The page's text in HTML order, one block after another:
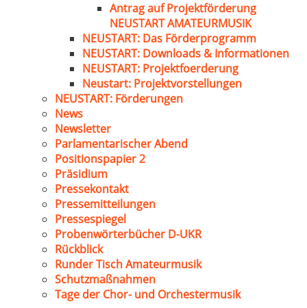
Antrag auf Projektförderung
NEUSTART AMATEURMUSIK
NEUSTART: Das Förderprogramm
NEUSTART: Downloads & Informationen
NEUSTART: Projektfoerderung
Neustart: Projektvorstellungen
NEUSTART: Förderungen
News
Newsletter
Parlamentarischer Abend
Positionspapier 2
Präsidium
Pressekontakt
Pressemitteilungen
Pressespiegel
Probenwörterbücher D-UKR
Rückblick
Runder Tisch Amateurmusik
Schutzmaßnahmen
Tage der Chor- und Orchestermusik